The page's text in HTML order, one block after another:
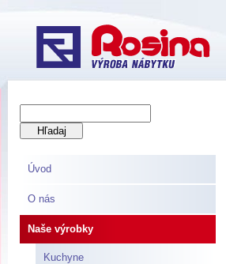
Úvod
O nás
Naše výrobky
Kuchyne